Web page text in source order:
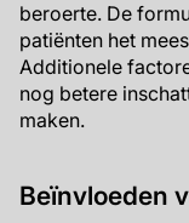
beroerte. De
patiënten het
Additionele
nog betere
maken.
Beïnvloeden